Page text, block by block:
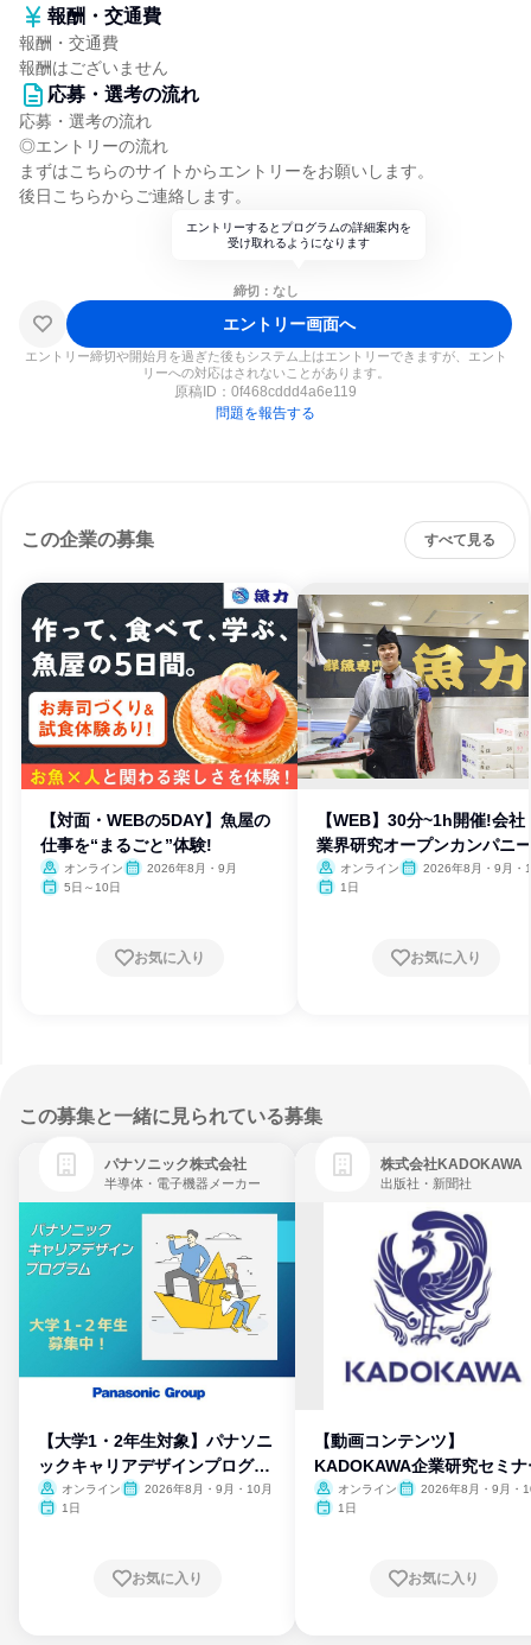
報酬・交通費
報酬・交通費
報酬はございません
応募・選考の流れ
応募・選考の流れ
◎エントリーの流れ
まずはこちらのサイトからエントリーをお願いします。
後日こちらからご連絡します。
エントリーするとプログラムの詳細案内を
受け取れるようになります
締切：なし
エントリー画面へ
エントリー締切や開始月を過ぎた後もシステム上はエントリーできますが、エント
リーへの対応はされないことがあります。
原稿ID： 0f468cddd4a6e119
問題を報告する
この企業の募集 すべて見る
【対面・WEBの5DAY】魚屋の
仕事を“まるごと”体験!
オンライン
2026年8月・9月
5日～10日
お気に入り
【WEB】30分~1h開催!会社
業界研究オープンカンパニー
オンライン
2026年8月・9月・
1日
お気に入り
この募集と一緒に見られている募集
パナソニック株式会社
半導体・電子機器メーカー
【大学1・2年生対象】パナソニ
ックキャリアデザインプログラ
ム
オンライン
2026年8月・9月・10月
1日
お気に入り
株式会社KADOKAWA
出版社・新聞社
【動画コンテンツ】
KADOKAWA企業研究セミナ
オンライン
2026年8月・9月・
1日
お気に入り